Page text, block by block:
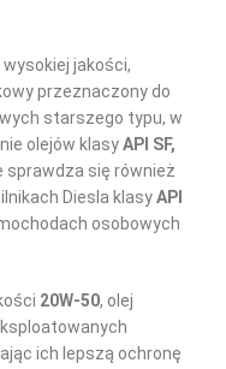
wysokiej jakości,
przeznaczony do
starszego typu, w
olejów klasyAPI SF,
sprawdza się również
Diesla klasyAPI
osobowych
20W-50, olej
ich lepszą ochronę